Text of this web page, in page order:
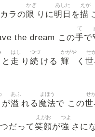
ラの限
かぎ
りに明日
あした
を描
えが
the dream この手
て
で
と 走
はし
り 続
つづ
ける 輝
かがや
く
せ
が溢
あふ
れる 魔法
まほう
で この世
せ
だって笑顔
えがお
が強
つよ
さに